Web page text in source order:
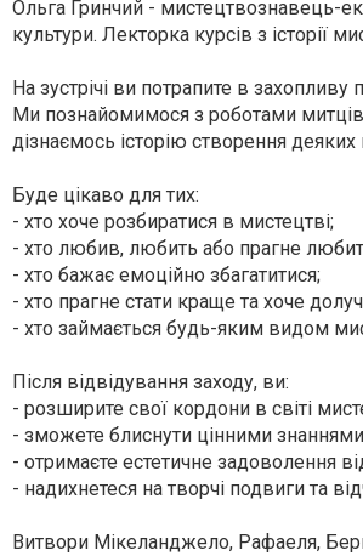
Ольга Гринчий - мистецтвознавець-
культури. Лекторка курсів з історії
На зустрічі ви потрапите в
Ми познайомимося з роботами
дізнаємось історію створення
Буде цікаво для тих:
- хто хоче розбиратися в мистецтві;
- хто любив, любить або прагне
- хто бажає емоційно збагатитися;
- хто прагне стати краще та хоче
- хто займається будь-яким видом
Після відвідування заходу, ви:
- розширите свої кордони в світі
- зможете блиснути цінними знаннями
- отримаєте естетичне задоволення
- надихнетеся на творчі подвиги та
Витвори Мікеланджело, Рафаеля,